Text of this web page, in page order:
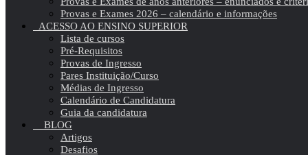
Provas e Exames 2026 – calendário e informações
ACESSO AO ENSINO SUPERIOR
Lista de cursos
Pré-Requisitos
Provas de Ingresso
Pares Instituição/Curso
Médias de Ingresso
Calendário de Candidatura
Guia da candidatura
BLOG
Artigos
Desafios